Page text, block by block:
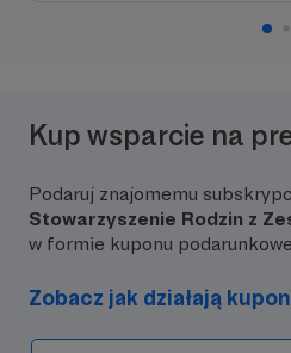
Kup wsparcie na
Podaruj znajomemu
Stowarzyszenie Rodzin z
w formie kuponu
Zobacz jak działają